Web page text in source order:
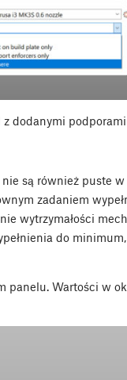
dodanymi
są również puste
zadaniem
wytrzymałości
do
Wartości w